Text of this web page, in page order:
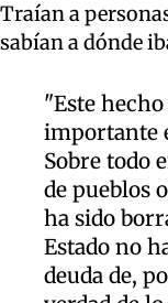
Traían a
sabían a dónde
"Este
importante
Sobre todo
de pueblos
ha sido
Estado no
deuda de,